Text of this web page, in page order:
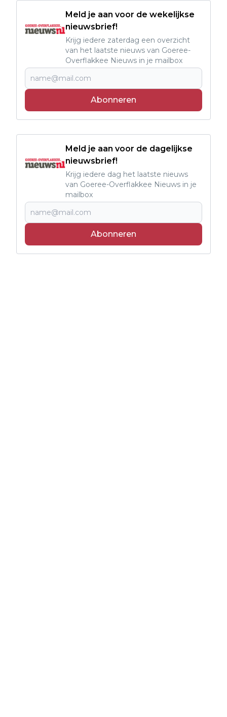
Meld je aan voor de wekelijkse
nieuwsbrief!
Krijg iedere zaterdag een overzicht
van het laatste nieuws van Goeree-
Overflakkee Nieuws in je mailbox
Abonneren
Meld je aan voor de dagelijkse
nieuwsbrief!
Krijg iedere dag het laatste nieuws
van Goeree-Overflakkee Nieuws in je
mailbox
Abonneren